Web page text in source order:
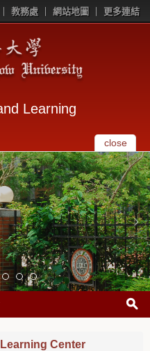
教務處 網站地圖 更多連結
Learning
close
Center